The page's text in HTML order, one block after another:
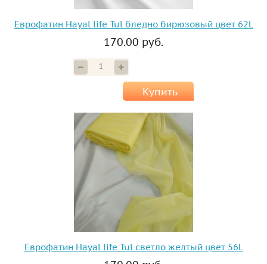
Еврофатин Hayal life Tul бледно бирюзовый цвет 62L
170.00 руб.
Купить
Еврофатин Hayal life Tul светло желтый цвет 56L